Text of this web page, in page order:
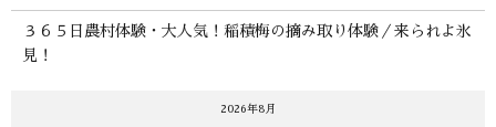
３６５日農村体験・大人気！稲積梅の摘み取り体験／来られよ氷
見！
2026年8月